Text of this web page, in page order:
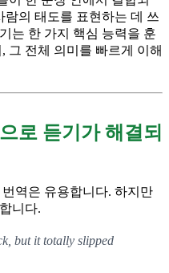
람의 태도를 표현하는 데 쓰
는 한 가지 핵심 능력을 훈
그 전체 의미를 빠르게 이해
로 듣기가 해결되
역은 유용합니다. 하지만
니다.
but it totally slipped